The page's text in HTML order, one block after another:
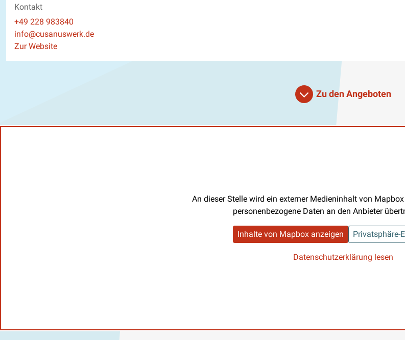
Kontakt
Telefon
+49 228 983840
E-Mail
info@cusanuswerk.de
Website
Zur Website
Zu den Angeboten
An dieser Stelle wird ein externer Medieninhalt von
personenbezogene Daten an den Anbieter
Inhalte von Mapbox anzeigen Privatsphäre-
Datenschutzerklärung lesen